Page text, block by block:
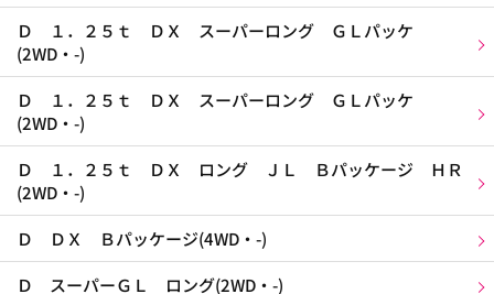
Ｄ １．２５ｔ ＤＸ スーパーロング ＧＬパッケ
(2WD・-)
Ｄ １．２５ｔ ＤＸ スーパーロング ＧＬパッケ
(2WD・-)
Ｄ １．２５ｔ ＤＸ ロング ＪＬ Ｂパッケージ ＨＲ
(2WD・-)
Ｄ ＤＸ Ｂパッケージ(4WD・-)
Ｄ スーパーＧＬ ロング(2WD・-)